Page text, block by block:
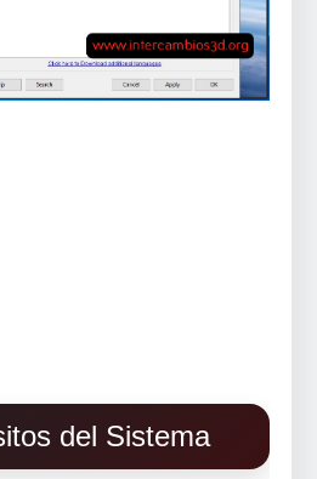
del Sistema